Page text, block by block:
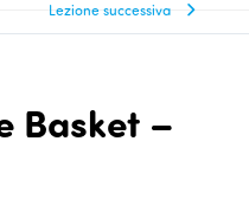
Lezione successiva
Basket –